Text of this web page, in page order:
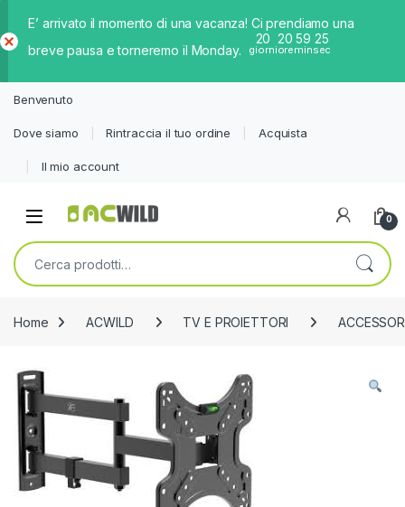
E’ arrivato il momento di una vacanza! Ci prendiamo una
breve pausa e torneremo il Monday.
20
giorni
20
ore
59
min
25
sec
iud
Benvenuto
Dove siamo Rintraccia il tuo ordine Acquista
Il mio account
0
Cerca:
Home ACWILD TV E PROIETTORI